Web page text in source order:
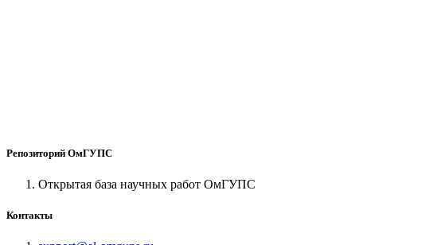
Репозиторий ОмГУПС
Открытая база научных работ ОмГУПС
Контакты